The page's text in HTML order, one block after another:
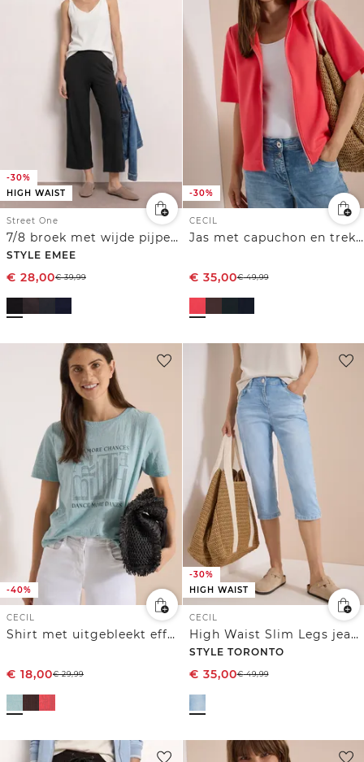
-30%
HIGH WAIST
Street One
7/8 broek met wijde pijpen in Loose Fit
STYLE EMEE
€ 28,00€39,99
-30%
CECIL
Jas met capuchon en trekkoorden aan de zijkant
€ 35,00€49,99
-40%
CECIL
Shirt met uitgebleekt effect
€ 18,00€29,99
-30%
HIGH WAIST
CECIL
High Waist Slim Legs jeans in Slim Fit
STYLE TORONTO
€ 35,00€49,99